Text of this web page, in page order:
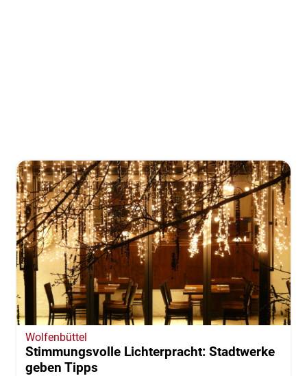
Wolfenbüttel
Stimmungsvolle Lichterpracht: Stadtwerke
geben Tipps